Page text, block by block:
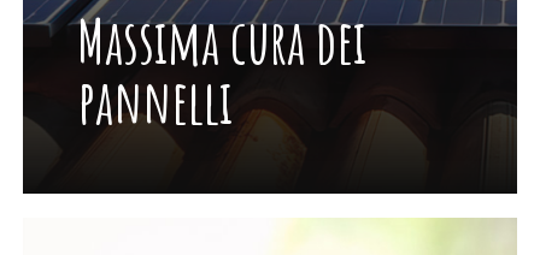
Massima cura dei
pannelli